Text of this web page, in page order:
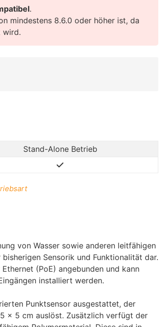
.
mindestens 8.6.0 oder höher ist, da
wird.
Stand-Alone Betrieb
von Wasser sowie anderen leitfähigen
Sensorik und Funktionalität dar.
(PoE) angebunden und kann
installiert werden.
Punktsensor ausgestattet, der
× 5 cm auslöst. Zusätzlich verfügt der